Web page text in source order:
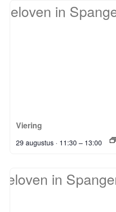
Viering
29 augustus · 11:30 – 13:00